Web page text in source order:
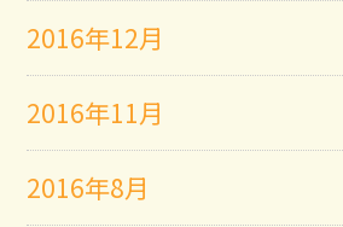
2016年12月
2016年11月
2016年8月